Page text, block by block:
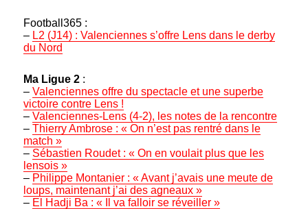
Football365 :
– L2 (J14) : Valenciennes s’offre Lens dans le derby
du Nord
Ma Ligue 2 :
–Valenciennes offre du spectacle et une superbe
victoire contre Lens !
–Valenciennes-Lens (4-2), les notes de la rencontre
–Thierry Ambrose : « On n’est pas rentré dans le
match »
– Sébastien Roudet : « On en voulait plus que les
lensois »
– Philippe Montanier : « Avant j’avais une meute de
loups, maintenant j’ai des agneaux »
– El Hadji Ba : « Il va falloir se réveiller »